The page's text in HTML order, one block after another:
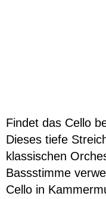
Musikproduktion
Tandem
Findet das Cello
Dieses tiefe
klassischen
Bassstimme
Cello in